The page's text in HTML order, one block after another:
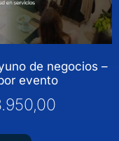
de negocios –
evento